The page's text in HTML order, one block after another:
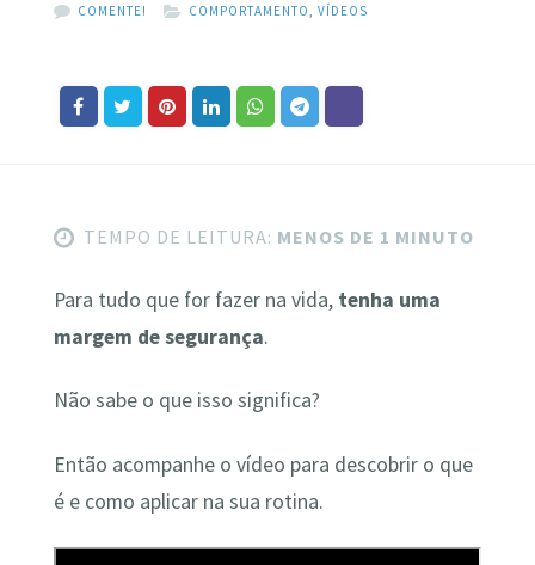
COMENTE!
COMPORTAMENTO VÍDEOS
TEMPO DE LEITURA: MENOS DE 1 MINUTO
Para tudo que for fazer na vida, tenha uma
margem de segurança.
Não sabe o que isso significa?
Então acompanhe o vídeo para descobrir o que
é e como aplicar na sua rotina.